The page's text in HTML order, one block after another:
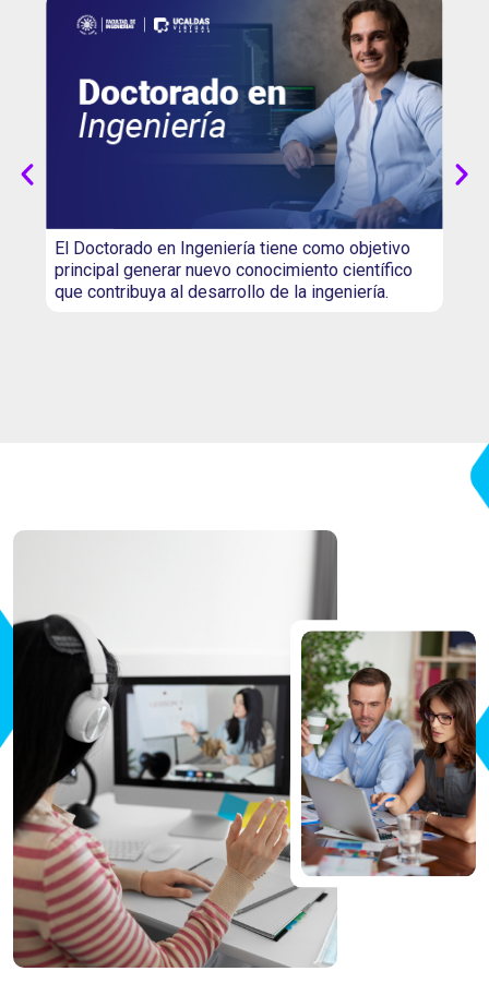
El Doctorado en Ingeniería tiene como objetivo
principal generar nuevo conocimiento científico
que contribuya al desarrollo de la ingeniería.